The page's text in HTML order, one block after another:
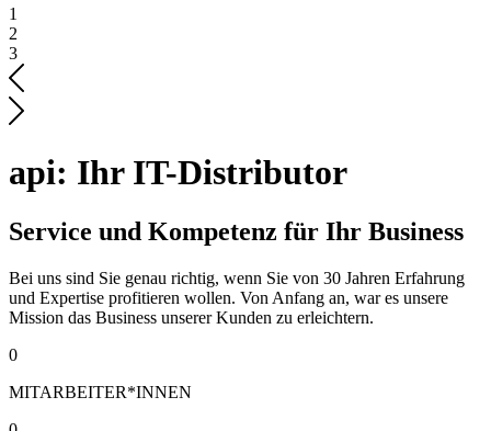
1
2
3
api: Ihr IT-Distributor
Service und Kompetenz für Ihr Business
Bei uns sind Sie genau richtig, wenn Sie von 30 Jahren Erfahrung
und Expertise profitieren wollen. Von Anfang an, war es unsere
Mission das Business unserer Kunden zu erleichtern.
0
MITARBEITER*INNEN